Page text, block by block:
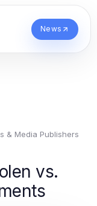
News
& Media Publishers
vs.